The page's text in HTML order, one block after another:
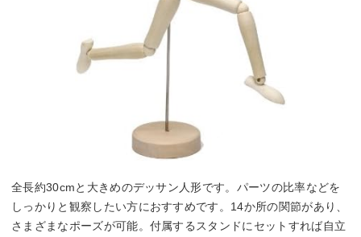
全長約30cmと大きめのデッサン人形です。パーツの比率などを
しっかりと観察したい方におすすめです。14か所の関節があり、
さまざまなポーズが可能。付属するスタンドにセットすれば自立